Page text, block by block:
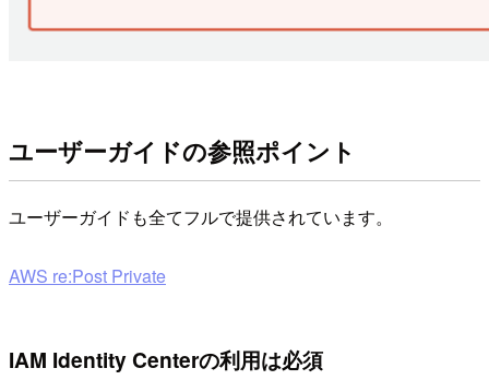
ユーザーガイドの参照ポイント
ユーザーガイドも全てフルで提供されています。
AWS re:Post Private
IAM Identity Centerの利用は必須